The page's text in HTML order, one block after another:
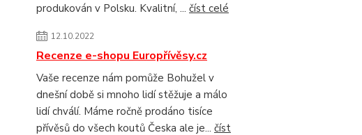
produkován v Polsku. Kvalitní, ... číst celé
12.10.2022
Recenze e-shopu Europřívěsy.cz
Vaše recenze nám pomůže Bohužel v
dnešní době si mnoho lidí stěžuje a málo
lidí chválí. Máme ročně prodáno tisíce
přívěsů do všech koutů Česka ale je... číst